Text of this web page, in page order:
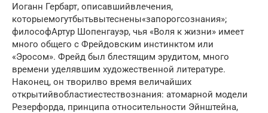
Иоганн Гербарт, описавшийвлечения,
которыемогутбытьвытеснены«запорогсознания»;
философАртур Шопенгауэр, чья «Воля к жизни» имеет
много общего с Фрейдовским инстинктом или
«Эросом». Фрейд был блестящим эрудитом, много
времени уделявшим художественной литературе.
Наконец, он творилво время величайших
открытийвобластиестествознания: атомарной модели
Резерфорда, принципа относительности Эйнштейна,